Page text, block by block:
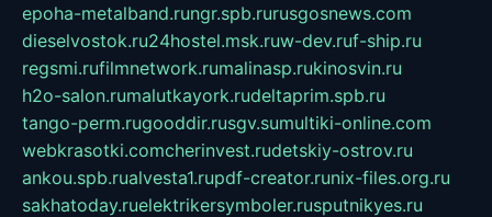
epoha-metalband.rungr.spb.rurusgosnews.com
dieselvostok.ru24hostel.msk.ruw-dev.ruf-ship.ru
regsmi.rufilmnetwork.rumalinasp.rukinosvin.ru
h2o-salon.rumalutkayork.rudeltaprim.spb.ru
tango-perm.rugooddir.rusgv.sumultiki-online.com
webkrasotki.comcherinvest.rudetskiy-ostrov.ru
ankou.spb.rualvesta1.rupdf-creator.runix-files.org.ru
sakhatoday.ruelektrikersymboler.rusputnikyes.ru